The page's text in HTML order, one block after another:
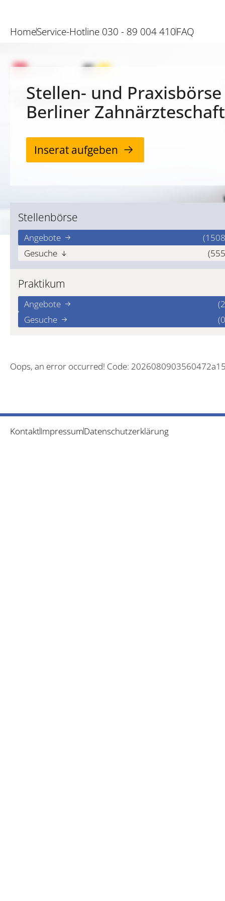
HomeService-Hotline 030 - 89 004 410FAQ
Stellen- und
Berliner Zahnärzteschaft
Inserat aufgeben
Stellenbörse
Angebote
Gesuche
Praktikum
Angebote
Gesuche
Oops, an error occurred! Code:
KontaktImpressumDatenschutzerklärung